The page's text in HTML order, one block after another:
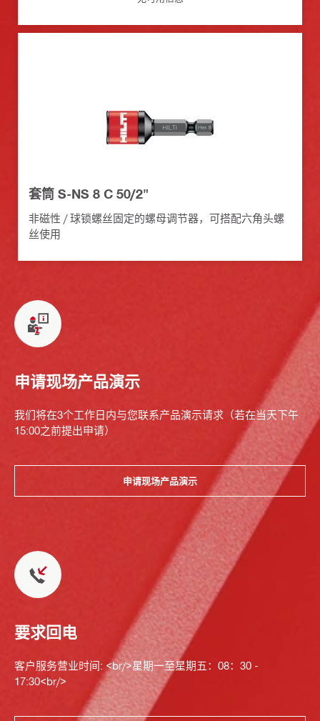
套筒 S-NS 8 C 50/2"
非磁性 / 球锁螺丝固定的螺母调节器，可搭配六角头螺
丝使用
申请现场产品演示
我们将在3个工作日内与您联系产品演示请求（若在当天下午
15:00之前提出申请）
申请现场产品演示
要求回电
客户服务营业时间: <br/>星期一至星期五：08：30 -
17:30<br/>